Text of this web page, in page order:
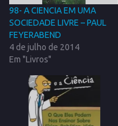
98- A CIENCIA EM UMA
SOCIEDADE LIVRE – PAUL
FEYERABEND
4 de julho de 2014
Em "Livros"